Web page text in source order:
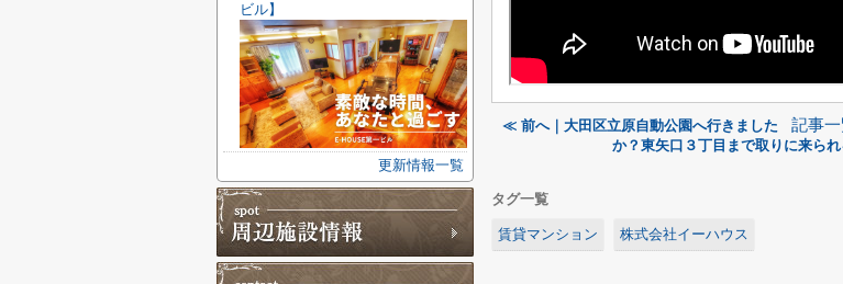
≪ 前へ｜大田区立原自動公園へ行きました 記事
か？東矢口３丁目まで取りに来ら
タグ一覧
賃貸マンション 株式会社イーハウス
ビル】
更新情報一覧